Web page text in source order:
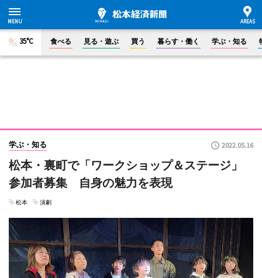
35°C 食べる 見る・遊ぶ 買う 暮らす・働く 学ぶ・知る
学ぶ・知る 2022.05.16
松本・裏町で「ワークショップ＆ステージ」
参加者募集 自身の魅力を表現
松本 演劇